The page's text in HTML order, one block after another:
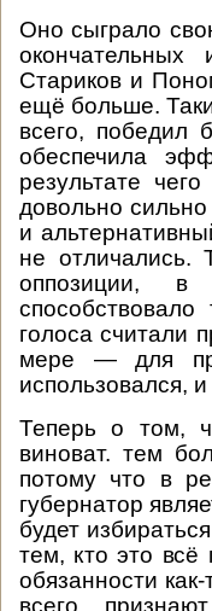
Оно сыграло
Стариков и
ещё больше.
всего, победил
обеспечила
результате
довольно
и
не отличались.
оппозиции,
голоса считали
мере — для
использовался,
Теперь о том,
виноват. тем
потому что в
губернатор
будет
тем, кто это
обязанности
всего,